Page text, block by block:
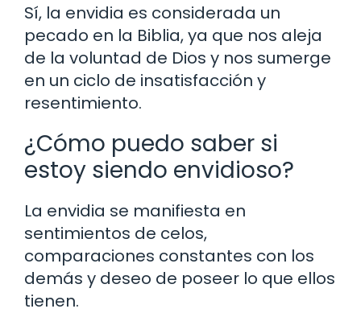
Sí, la envidia es considerada un
pecado en la Biblia, ya que nos aleja
de la voluntad de Dios y nos sumerge
en un ciclo de insatisfacción y
resentimiento.
¿Cómo puedo saber si
estoy siendo envidioso?
La envidia se manifiesta en
sentimientos de celos,
comparaciones constantes con los
demás y deseo de poseer lo que ellos
tienen.